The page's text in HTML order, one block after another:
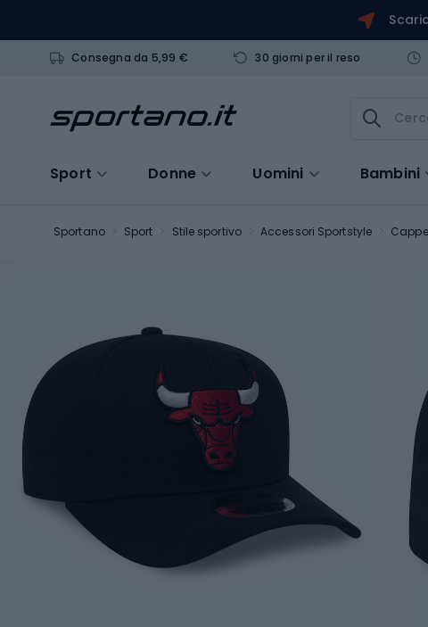
Consegna da 5,99 € 30 giorni per il reso
Sport Donne Uomini Bambini
Sportano Sport Stile sportivo Accessori Sportstyle